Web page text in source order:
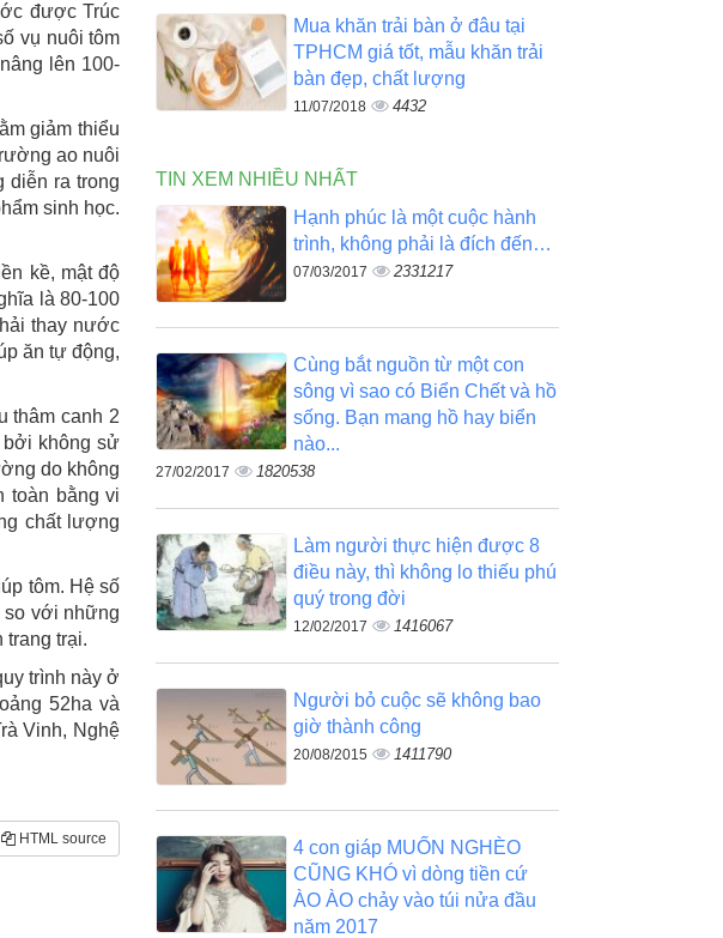
được Trúc
vụ nuôi tôm
lên 100-
giảm thiểu
ao nuôi
diễn ra trong
sinh học.
kề, mật độ
là 80-100
thay nước
ăn tự động,
thâm canh 2
không sử
do không
toàn bằng vi
chất lượng
tôm. Hệ số
so với những
trang trại.
trình này ở
52ha và
Vinh, Nghệ
HTML source
Mua khăn trải bàn ở đâu tại
TPHCM giá tốt, mẫu khăn trải
bàn đẹp, chất lượng
11/07/2018 4432
TIN XEM NHIỀU NHẤT
Hạnh phúc là một cuộc hành
trình, không phải là đích đến…
07/03/2017 2331217
Cùng bắt nguồn từ một con
sông vì sao có Biển Chết và hồ
sống. Bạn mang hồ hay biển
nào...
27/02/2017 1820538
Làm người thực hiện được 8
điều này, thì không lo thiếu phú
quý trong đời
12/02/2017 1416067
Người bỏ cuộc sẽ không bao
giờ thành công
20/08/2015 1411790
4 con giáp MUỐN NGHÈO
CŨNG KHÓ vì dòng tiền cứ
ÀO ÀO chảy vào túi nửa đầu
năm 2017